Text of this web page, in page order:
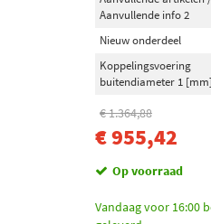
Aanvullende info 2
Nieuw onderdeel
Koppelingsvoering
buitendiameter 1 [mm]
€ 1.364,88
€ 955,42
Op voorraad
Vandaag voor 16:00